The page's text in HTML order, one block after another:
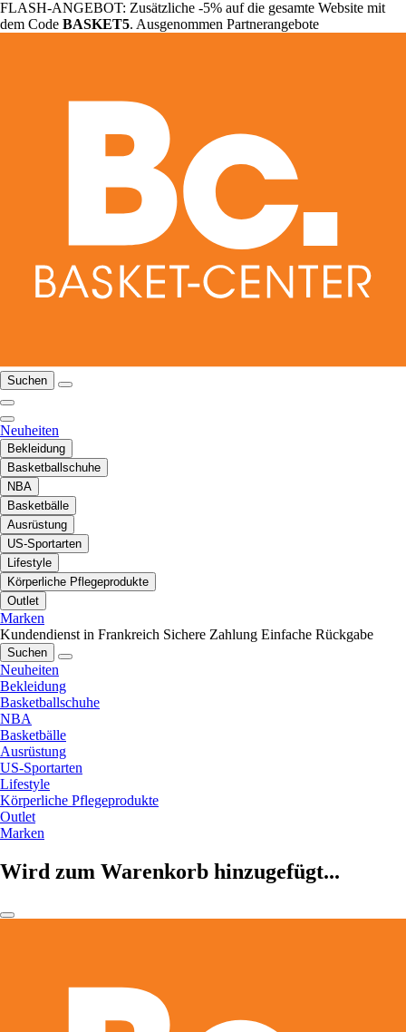
FLASH-ANGEBOT: Zusätzliche -5% auf die gesamte Website mit
dem Code BASKET5. Ausgenommen Partnerangebote
Suchen
Neuheiten
Bekleidung
Basketballschuhe
NBA
Basketbälle
Ausrüstung
US-Sportarten
Lifestyle
Körperliche Pflegeprodukte
Outlet
Marken
Kundendienst in Frankreich Sichere Zahlung Einfache Rückgabe
Suchen
Neuheiten
Bekleidung
Basketballschuhe
NBA
Basketbälle
Ausrüstung
US-Sportarten
Lifestyle
Körperliche Pflegeprodukte
Outlet
Marken
Wird zum Warenkorb hinzugefügt...